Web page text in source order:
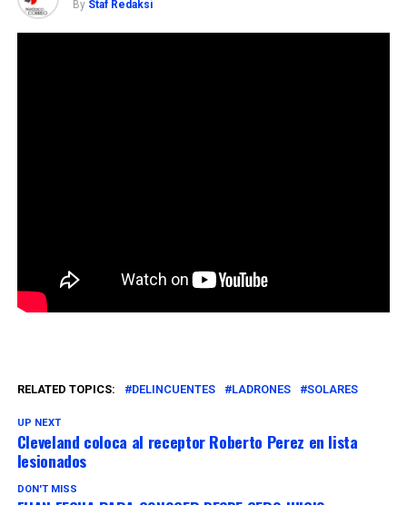
By Staf Redaksi
RELATED TOPICS: DELINCUENTES LADRONES SOLARES
UP NEXT
Cleveland coloca al receptor Roberto Perez en lista
lesionados
DON'T MISS